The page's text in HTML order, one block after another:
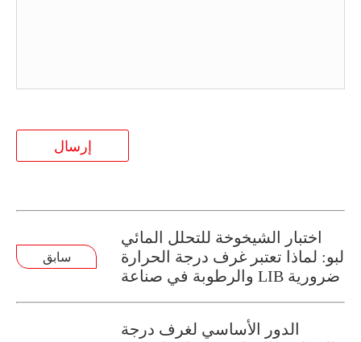
إرسال
سابق
اختبار الشيخوخة للتحلل المائي
لبو: لماذا تعتبر غرف درجة الحرارة
والرطوبة في صناعة LIB ضرورية
الدور الأساسي لغرف درجة